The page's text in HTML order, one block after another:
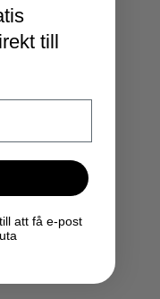
till
att få e-post